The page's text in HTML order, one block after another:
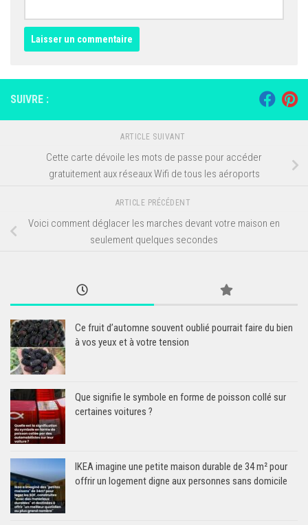
SUIVRE :
ARTICLE SUIVANT
Cette carte dévoile les mots de passe pour accéder
gratuitement aux réseaux Wifi de tous les aéroports
ARTICLE PRÉCÉDENT
Voici comment déglacer les marches devant votre maison en
seulement quelques secondes
Ce fruit d’automne souvent oublié pourrait faire du bien
à vos yeux et à votre tension
Que signifie le symbole en forme de poisson collé sur
certaines voitures ?
IKEA imagine une petite maison durable de 34 m² pour
offrir un logement digne aux personnes sans domicile